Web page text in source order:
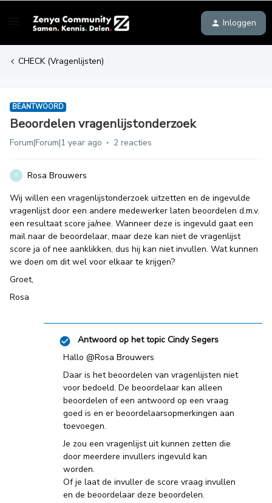
Inloggen
CHECK (Vragenlijsten)
BEANTWOORD
Beoordelen vragenlijstonderzoek
Forum|Forum|1 year ago 2 reacties
R
Rosa Brouwers
Wij willen een vragenlijstonderzoek uitzetten en de ingevulde
vragenlijst door een andere medewerker laten beoordelen d.m.v.
een resultaat score ja/nee. Wanneer deze is ingevuld gaat een
mail naar de beoordelaar, maar deze kan niet de vragenlijst
score ja of nee aanklikken, dus hij kan niet invullen. Wat kunnen
we doen om dit wel voor elkaar te krijgen?
Groet,
Rosa
Antwoord op het topic Cindy Segers
Hallo ​ @Rosa Brouwers
Daar is het beoordelen van vragenlijsten niet
voor bedoeld. De beoordelaar kan alleen
beoordelen of een antwoord op een vraag
goed is en er beoordelaarsopmerkingen aan
toevoegen.
Je zou een vragenlijst uit kunnen zetten die
door meerdere invullers ingevuld kan
worden.
Of je laat de invuller de score vraag invullen
en de beoordelaar deze beoordelen.